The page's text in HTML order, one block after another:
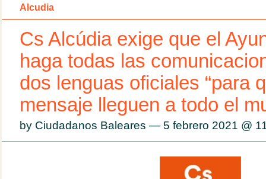
Alcudia
Cs Alcúdia exige que el
haga todas las
dos lenguas oficiales “para
mensaje lleguen a todo el
by Ciudadanos Baleares — 5 febrero 2021 @